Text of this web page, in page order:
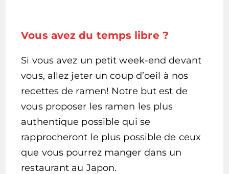
Vous avez du temps libre ?
Si vous avez un petit week-end devant
vous, allez jeter un coup d’oeil à nos
recettes de ramen! Notre but est de
vous proposer les ramen les plus
authentique possible qui se
rapprocheront le plus possible de ceux
que vous pourrez manger dans un
restaurant au Japon.